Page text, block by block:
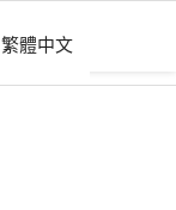
繁體中文